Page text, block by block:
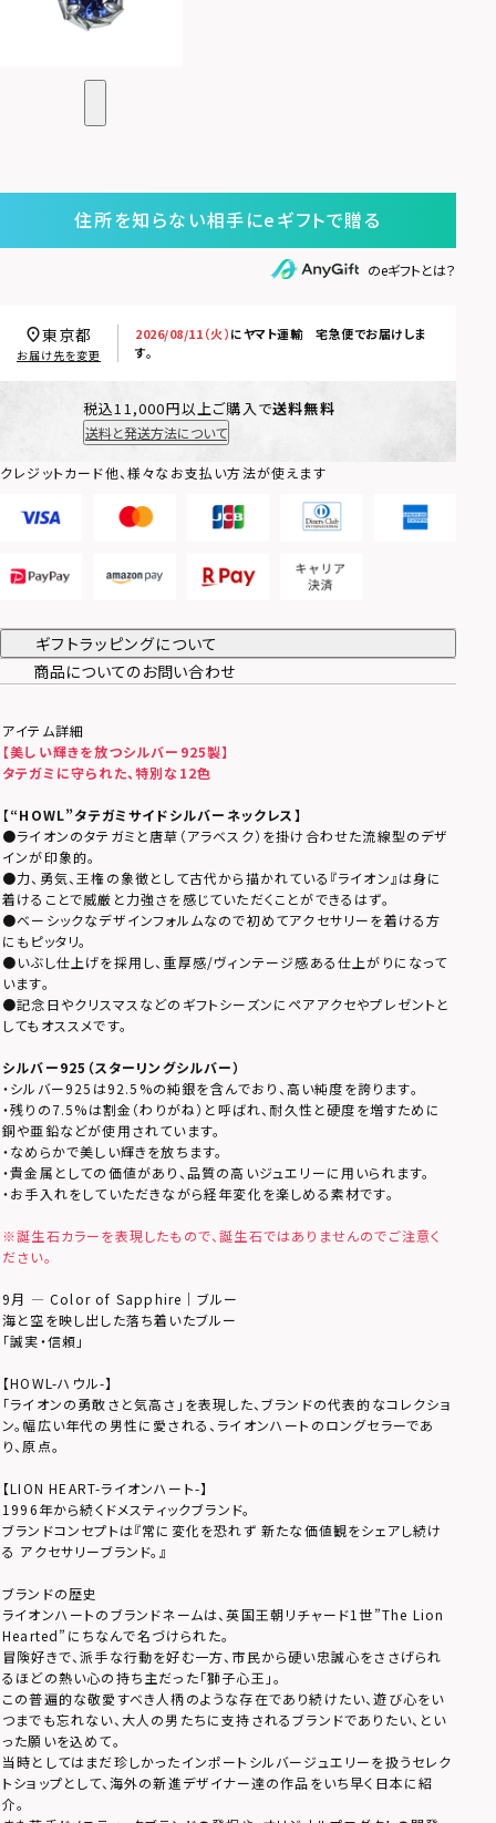
住所を知らない相手にeギフトで贈る
のeギフトとは？
2026/08/11（火）にヤマト運輸 宅急便でお届けしま
す。
東京都
お届け先を変更
税込11,000円以上ご購入で送料無料
送料と発送方法について
クレジットカード他、様々なお支払い方法が使えます
ギフトラッピングについて
商品についてのお問い合わせ
アイテム詳細
【美しい輝きを放つシルバー925製】
タテガミに守られた、特別な12色
【“HOWL”タテガミサイドシルバーネックレス】
●ライオンのタテガミと唐草（アラベスク）を掛け合わせた流線型のデザ
インが印象的。
●力、勇気、王権の象徴として古代から描かれている『ライオン』は身に
着けることで威厳と力強さを感じていただくことができるはず。
●ベーシックなデザインフォルムなので初めてアクセサリーを着ける方
にもピッタリ。
●いぶし仕上げを採用し、重厚感/ヴィンテージ感ある仕上がりになって
います。
●記念日やクリスマスなどのギフトシーズンにペアアクセやプレゼントと
してもオススメです。
シルバー925（スターリングシルバー）
・シルバー925は92.5%の純銀を含んでおり、高い純度を誇ります。
・残りの7.5%は割金（わりがね）と呼ばれ、耐久性と硬度を増すために
銅や亜鉛などが使用されています。
・なめらかで美しい輝きを放ちます。
・貴金属としての価値があり、品質の高いジュエリーに用いられます。
・お手入れをしていただきながら経年変化を楽しめる素材です。
※誕生石カラーを表現したもので、誕生石ではありませんのでご注意く
ださい。
9月 — Color of Sapphire｜ブルー
海と空を映し出した落ち着いたブルー
「誠実・信頼」
【HOWL-ハウル-】
「ライオンの勇敢さと気高さ」を表現した、ブランドの代表的なコレクショ
ン。幅広い年代の男性に愛される、ライオンハートのロングセラーであ
り、原点。
【LION HEART-ライオンハート-】
1996年から続くドメスティックブランド。
ブランドコンセプトは『常に変化を恐れず 新たな価値観をシェアし続け
る アクセサリーブランド。』
ブランドの歴史
ライオンハートのブランドネームは、英国王朝リチャード1世”The Lion
Hearted”にちなんで名づけられた。
冒険好きで、派手な行動を好む一方、市民から硬い忠誠心をささげられ
るほどの熱い心の持ち主だった「獅子心王」。
この普遍的な敬愛すべき人柄のような存在であり続けたい、遊び心をい
つまでも忘れない、大人の男たちに支持されるブランドでありたい、とい
った願いを込めて。
当時としてはまだ珍しかったインポートシルバージュエリーを扱うセレク
トショップとして、海外の新進デザイナー達の作品をいち早く日本に紹
介。